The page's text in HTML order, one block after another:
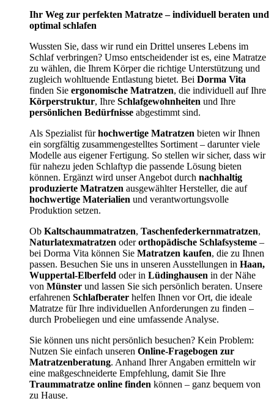
Ihr Weg zur perfekten Matratze – individuell beraten und
optimal schlafen
Wussten Sie, dass wir rund ein Drittel unseres Lebens im
Schlaf verbringen? Umso entscheidender ist es, eine Matratze
zu wählen, die Ihrem Körper die richtige Unterstützung und
zugleich wohltuende Entlastung bietet. Bei Dorma Vita
finden Sie ergonomische Matratzen, die individuell auf Ihre
Körperstruktur, Ihre Schlafgewohnheiten und Ihre
persönlichen Bedürfnisse abgestimmt sind.
Als Spezialist fürhochwertige Matratzen bieten wir Ihnen
ein sorgfältig zusammengestelltes Sortiment – darunter viele
Modelle aus eigener Fertigung. So stellen wir sicher, dass wir
für nahezu jeden Schlaftyp die passende Lösung bieten
können. Ergänzt wird unser Angebot durch nachhaltig
produzierte Matratzen ausgewählter Hersteller, die auf
hochwertige Materialien und verantwortungsvolle
Produktion setzen.
Ob Kaltschaummatratzen, Taschenfederkernmatratzen,
Naturlatexmatratzen oderorthopädische Schlafsysteme –
bei Dorma Vita können Sie Matratzen kaufen, die zu Ihnen
passen. Besuchen Sie uns in unseren Ausstellungen in Haan,
Wuppertal-Elberfeld oder in Lüdinghausen in der Nähe
von Münster und lassen Sie sich persönlich beraten. Unsere
erfahrenen Schlafberater helfen Ihnen vor Ort, die ideale
Matratze für Ihre individuellen Anforderungen zu finden –
durch Probeliegen und eine umfassende Analyse.
Sie können uns nicht persönlich besuchen? Kein Problem:
Nutzen Sie einfach unseren Online-Fragebogen zur
Matratzenberatung. Anhand Ihrer Angaben ermitteln wir
eine maßgeschneiderte Empfehlung, damit Sie Ihre
Traummatratze online finden können – ganz bequem von
zu Hause.